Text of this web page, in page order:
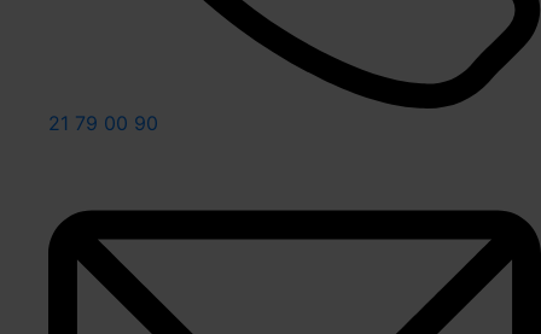
21 79 00 90